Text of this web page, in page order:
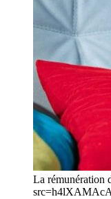
La rémunération